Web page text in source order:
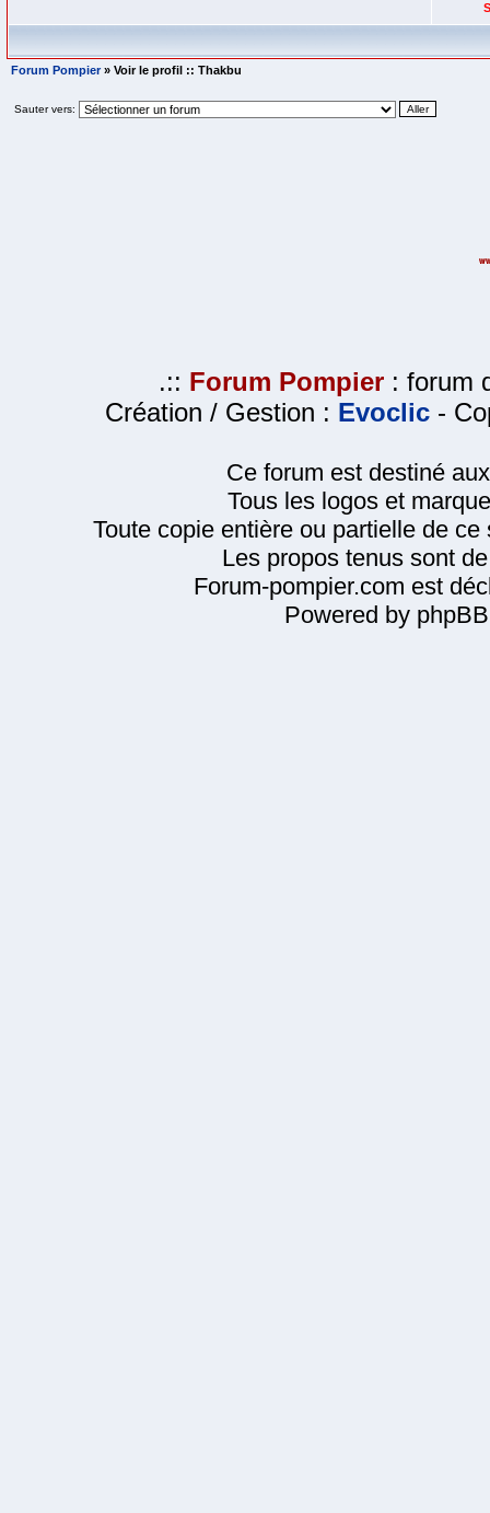
Forum Pompier» Voir le profil :: Thakbu
Sauter vers:
.:: Forum Pompier : forum
Création / Gestion : Evoclic -
Ce forum est destiné
Tous les logos et
Toute copie entière ou partielle de
Les propos tenus sont
Forum-pompier.com est
Powered by